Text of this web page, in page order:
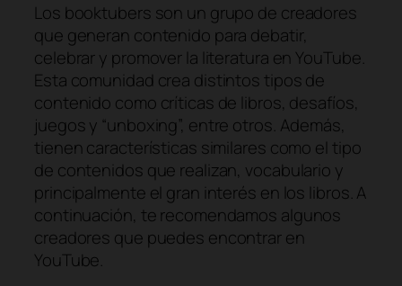
Los booktubers son un grupo de creadores
que generan contenido para debatir,
celebrar y promover la literatura en YouTube.
Esta comunidad crea distintos tipos de
contenido como críticas de libros, desafíos,
juegos y “unboxing”, entre otros. Además,
tienen características similares como el tipo
de contenidos que realizan, vocabulario y
principalmente el gran interés en los libros. A
continuación, te recomendamos algunos
creadores que puedes encontrar en
YouTube.